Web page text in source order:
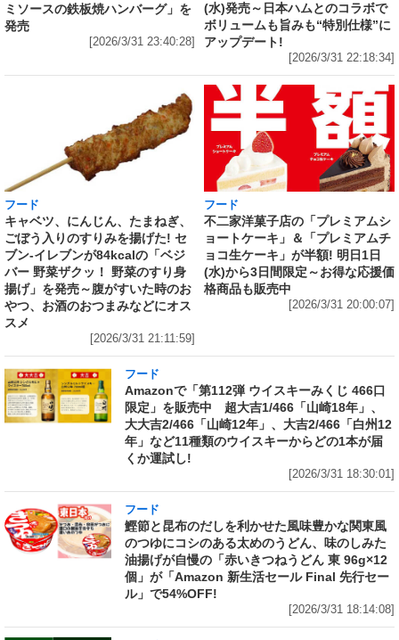
ミソースの鉄板焼ハンバーグ」を
発売
[2026/3/31 23:40:28]
(水)発売～日本ハムとのコラボで
ボリュームも旨みも“特別仕様”に
アップデート!
[2026/3/31 22:18:34]
フード
キャベツ、にんじん、たまねぎ、
ごぼう入りのすりみを揚げた! セ
ブン‐イレブンが84kcalの「ベジ
バー 野菜ザクッ！ 野菜のすり身
揚げ」を発売～腹がすいた時のお
やつ、お酒のおつまみなどにオス
スメ
[2026/3/31 21:11:59]
フード
不二家洋菓子店の「プレミアムシ
ョートケーキ」＆「プレミアムチ
ョコ生ケーキ」が半額! 明日1日
(水)から3日間限定～お得な応援価
格商品も販売中
[2026/3/31 20:00:07]
フード
Amazonで「第112弾 ウイスキーみくじ 466口
限定」を販売中 超大吉1/466「山崎18年」、
大大吉2/466「山崎12年」、大吉2/466「白州12
年」など11種類のウイスキーからどの1本が届
くか運試し!
[2026/3/31 18:30:01]
フード
鰹節と昆布のだしを利かせた風味豊かな関東風
のつゆにコシのある太めのうどん、味のしみた
油揚げが自慢の「赤いきつねうどん 東 96g×12
個」が「Amazon 新生活セール Final 先行セー
ル」で54%OFF!
[2026/3/31 18:14:08]